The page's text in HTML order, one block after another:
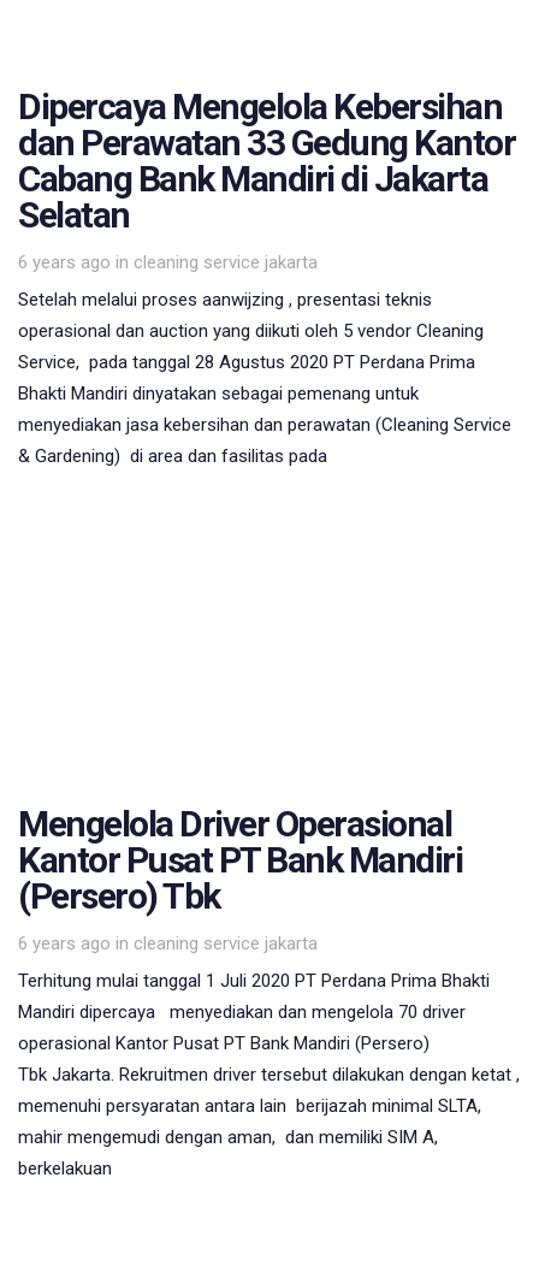
Dipercaya Mengelola Kebersihan
dan Perawatan 33 Gedung Kantor
Cabang Bank Mandiri di Jakarta
Selatan
6 years ago in
Tags
cleaning service jakarta
Setelah melalui proses aanwijzing , presentasi teknis
operasional dan auction yang diikuti oleh 5 vendor Cleaning
Service, pada tanggal 28 Agustus 2020 PT Perdana Prima
Bhakti Mandiri dinyatakan sebagai pemenang untuk
menyediakan jasa kebersihan dan perawatan (Cleaning Service
& Gardening) di area dan fasilitas pada
Mengelola Driver Operasional
Kantor Pusat PT Bank Mandiri
(Persero) Tbk
6 years ago in
Tags
cleaning service jakarta
Terhitung mulai tanggal 1 Juli 2020 PT Perdana Prima Bhakti
Mandiri dipercaya menyediakan dan mengelola 70 driver
operasional Kantor Pusat PT Bank Mandiri (Persero)
Tbk Jakarta. Rekruitmen driver tersebut dilakukan dengan ketat ,
memenuhi persyaratan antara lain berijazah minimal SLTA,
mahir mengemudi dengan aman, dan memiliki SIM A,
berkelakuan